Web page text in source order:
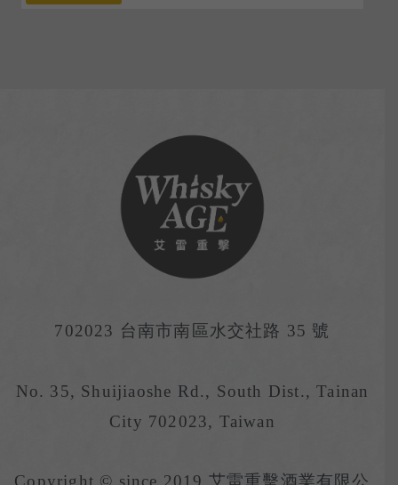
702023 台南市南區水交社路 35 號
No. 35, Shuijiaoshe Rd., South Dist., Tainan
City 702023, Taiwan
Copyright © since 2019 艾雷重擊酒業有限公